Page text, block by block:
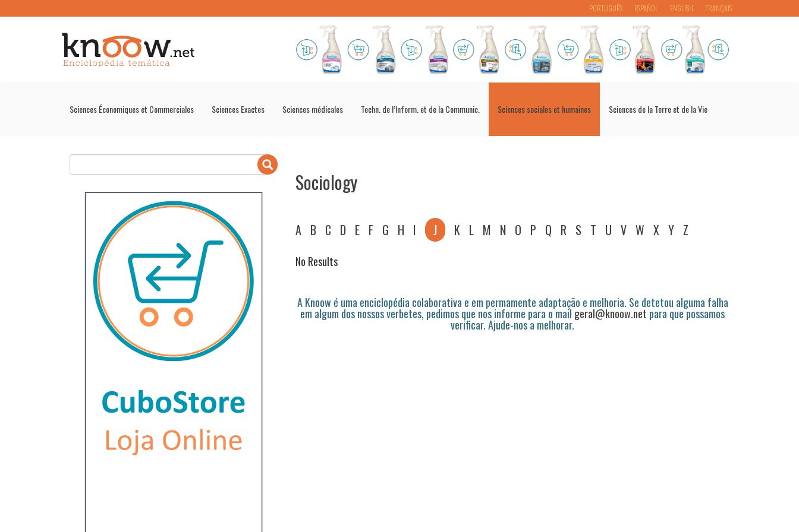
PORTUGUÊS ESPAÑOL ENGLISH FRANÇAIS
Sciences Économiques et Commerciales Sciences Exactes Sciences médicales Techn. de l’Inform. et de la Communic. Sciences sociales et humaines Sciences de la Terre et de la Vie
Sociology
A B C D E F G H I J K L M N O P Q R S T U V W X Y Z
No Results
A Knoow é uma enciclopédia colaborativa e em permamente adaptação e melhoria. Se detetou alguma falha
em algum dos nossos verbetes, pedimos que nos informe para o mail geral@knoow.net para que possamos
verificar. Ajude-nos a melhorar.